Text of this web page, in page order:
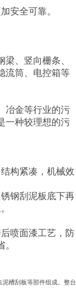
安全可靠。
、竖向栅条、
流筒、电控箱等
金等行业的污
一种较理想的污
构紧凑，机械效
钢刮泥板底下再
喷面漆工艺，防
槽刮板等部件组成。整台